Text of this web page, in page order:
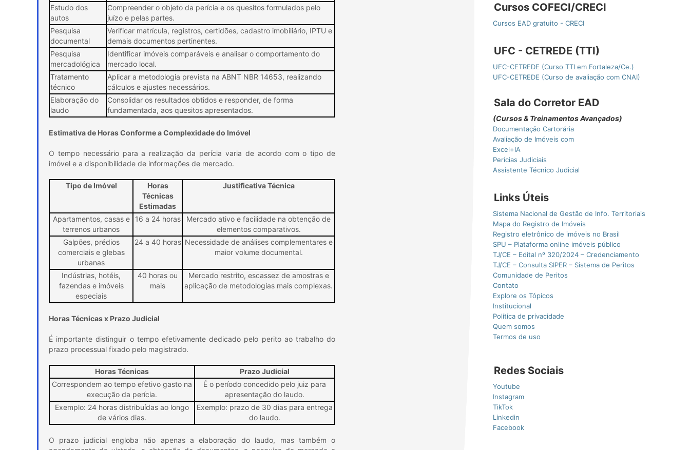
Estudo dos
autos
Compreender o objeto da perícia e os quesitos formulados pelo
juízo e pelas partes.
Pesquisa
documental
Verificar matrícula, registros, certidões, cadastro imobiliário, IPTU e
demais documentos pertinentes.
Pesquisa
mercadológica
Identificar imóveis comparáveis e analisar o comportamento do
mercado local.
Tratamento
técnico
Aplicar a metodologia prevista na ABNT NBR 14653, realizando
cálculos e ajustes necessários.
Elaboração do
laudo
Consolidar os resultados obtidos e responder, de forma
fundamentada, aos quesitos apresentados.
Estimativa de Horas Conforme a Complexidade do Imóvel
O tempo necessário para a realização da perícia varia de acordo com o tipo de
imóvel e a disponibilidade de informações de mercado.
Tipo de Imóvel
Horas
Técnicas
Estimadas
Justificativa Técnica
Apartamentos, casas e
terrenos urbanos
16 a 24 horas
Mercado ativo e facilidade na obtenção de
elementos comparativos.
Galpões, prédios
comerciais e glebas
urbanas
24 a 40 horas Necessidade de análises complementares e
maior volume documental.
Indústrias, hotéis,
fazendas e imóveis
especiais
40 horas ou
mais
Mercado restrito, escassez de amostras e
aplicação de metodologias mais complexas.
Horas Técnicas x Prazo Judicial
É importante distinguir o tempo efetivamente dedicado pelo perito ao trabalho do
prazo processual fixado pelo magistrado.
Horas Técnicas
Prazo Judicial
Correspondem ao tempo efetivo gasto na
execução da perícia.
É o período concedido pelo juiz para
apresentação do laudo.
Exemplo: 24 horas distribuídas ao longo
de vários dias.
Exemplo: prazo de 30 dias para entrega
do laudo.
O prazo judicial engloba não apenas a elaboração do laudo, mas também o
Cursos COFECI/CRECI
Cursos EAD gratuito - CRECI
UFC - CETREDE (TTI)
UFC-CETREDE (Curso TTI em Fortaleza/Ce.)
UFC-CETREDE (Curso de avaliação com CNAI)
Sala do Corretor EAD
(Cursos & Treinamentos Avançados)
Documentação Cartorária
Avaliação de Imóveis com
Excel+IA
Perícias Judiciais
Assistente Técnico Judicial
Links Úteis
Sistema Nacional de Gestão de Info. Territoriais
Mapa do Registro de Imóveis
Registro eletrônico de imóveis no Brasil
SPU – Plataforma online imóveis público
TJ/CE – Edital nº 320/2024 – Credenciamento
TJ/CE – Consulta SIPER – Sistema de Peritos
Comunidade de Peritos
Contato
Explore os Tópicos
Institucional
Política de privacidade
Quem somos
Termos de uso
Redes Sociais
Youtube
Instagram
TikTok
Linkedin
Facebook